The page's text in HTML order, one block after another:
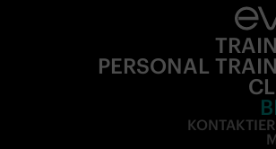
PERSONAL